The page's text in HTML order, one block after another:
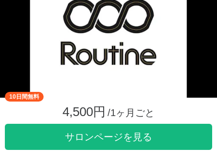
10日間無料
4,500円 /1ヶ月ごと
サロンページを見る